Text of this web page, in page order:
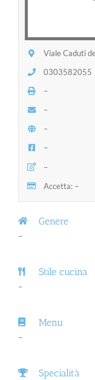
Viale Caduti
0303582055
–
–
–
–
–
Accetta: –
Genere
–
Stile cucina
–
Menu
–
Specialità